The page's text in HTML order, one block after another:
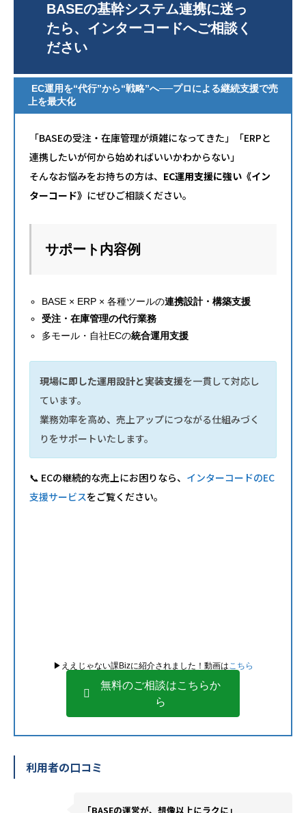
BASEの基幹システム連携に迷っ
たら、インターコードへご相談く
ださい
EC運用を“代行”から“戦略”へ──プロによる継続支援で売
上を最大化
「BASEの受注・在庫管理が煩雑になってきた」「ERPと
連携したいが何から始めればいいかわからない」
そんなお悩みをお持ちの方は、 EC運用支援に強い《イン
ターコード》 にぜひご相談ください。
サポート内容例
BASE × ERP × 各種ツールの連携設計・構築支援
受注・在庫管理の代行業務
多モール・自社ECの統合運用支援
現場に即した運用設計と実装支援を一貫して対応し
ています。
業務効率を高め、売上アップにつながる仕組みづく
りをサポートいたします。
📞 ECの継続的な売上にお困りなら、 インターコードのEC
支援サービスをご覧ください。
▶︎ええじゃない課Bizに紹介されました！動画はこちら
無料のご相談はこちらか
ら
利用者の口コミ
「BASEの運営が、想像以上にラクに」